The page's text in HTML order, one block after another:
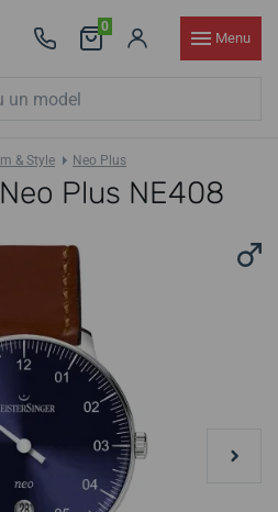
0
Menu
& Style Neo Plus
Plus NE408